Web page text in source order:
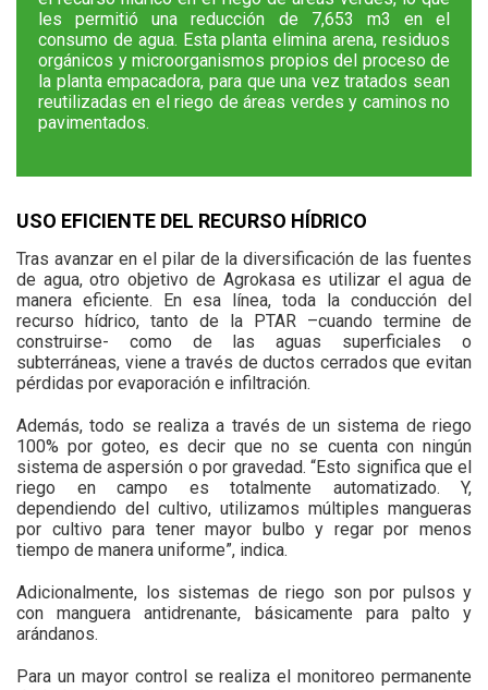
les permitió una reducción de 7,653 m3 en el
consumo de agua. Esta planta elimina arena, residuos
orgánicos y microorganismos propios del proceso de
la planta empacadora, para que una vez tratados sean
reutilizadas en el riego de áreas verdes y caminos no
pavimentados.
USO EFICIENTE DEL RECURSO HÍDRICO
Tras avanzar en el pilar de la diversificación de las fuentes
de agua, otro objetivo de Agrokasa es utilizar el agua de
manera eficiente. En esa línea, toda la conducción del
recurso hídrico, tanto de la PTAR –cuando termine de
construirse- como de las aguas superficiales o
subterráneas, viene a través de ductos cerrados que evitan
pérdidas por evaporación e infiltración.
Además, todo se realiza a través de un sistema de riego
100% por goteo, es decir que no se cuenta con ningún
sistema de aspersión o por gravedad. “Esto significa que el
riego en campo es totalmente automatizado. Y,
dependiendo del cultivo, utilizamos múltiples mangueras
por cultivo para tener mayor bulbo y regar por menos
tiempo de manera uniforme”, indica.
Adicionalmente, los sistemas de riego son por pulsos y
con manguera antidrenante, básicamente para palto y
arándanos.
Para un mayor control se realiza el monitoreo permanente